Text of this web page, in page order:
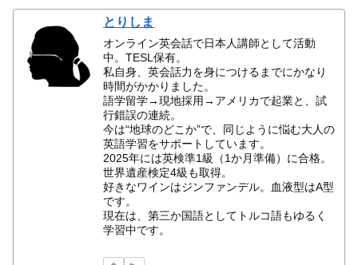
とりしま
オンライン英会話で日本人講師として活動
中。TESL保有。
私自身、英会話力を身につけるまでにかなり
時間がかかりました。
語学留学→現地採用→アメリカで起業と、試
行錯誤の連続。
今は“地球のどこか”で、同じように悩む大人の
英語学習をサポートしています。
2025年には英検準1級（1か月準備）に合格。
世界遺産検定4級も取得。
好きなワインはジンファンデル。血液型はA型
です。
現在は、第三か国語としてトルコ語もゆるく
学習中です。